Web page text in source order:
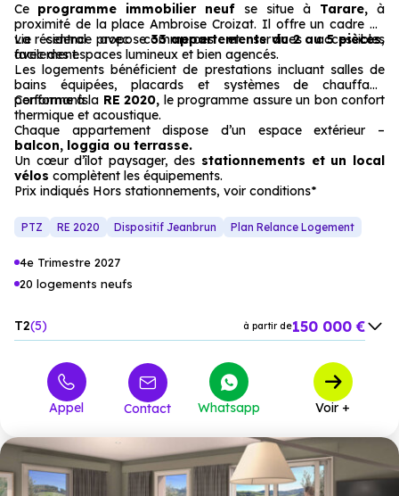
Ce programme immobilier neuf se situe à Tarare, à
proximité de la place Ambroise Croizat. Il offre un cadre de
vie central avec commerces et services accessibles
facilement.
La résidence propose33 appartements du 2 au 5 pièces,
avec des espaces lumineux et bien agencés.
Les logements bénéficient de prestations incluant salles de
bains équipées, placards et systèmes de chauffage
performants.
Conforme à la RE 2020, le programme assure un bon confort
thermique et acoustique.
Chaque appartement dispose d’un espace extérieur –
balcon, loggia ou terrasse.
Un cœur d’îlot paysager, des stationnements et un local
vélos complètent les équipements.
Prix indiqués Hors stationnements, voir conditions*
PTZ RE 2020 Dispositif Jeanbrun Plan Relance Logement
4e Trimestre 2027
20 logements neufs
T2 5 à partir de150 000 €
à partir de 295 000 €
T4 Duplex 3 à partir de 315 000 €
T5 1 à partir de426 000 €
Appel Contact Whatsapp Voir +